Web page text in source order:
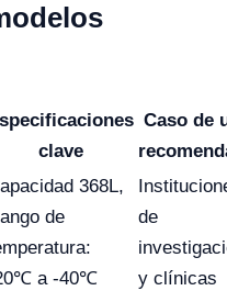
clave
Caso de
368L,
de
a -40℃
de
y clínicas